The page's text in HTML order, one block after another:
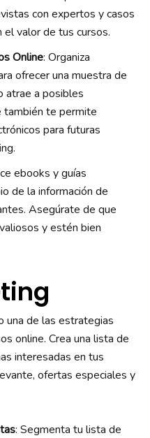
con expertos y casos
valor de tus cursos.
Online: Organiza
ofrecer una muestra de
atrae a posibles
también te permite
para futuras
ebooks y guías
de la información de
Asegúrate de que
y estén bien
una de las estrategias
online. Crea una lista de
interesadas en tus
ofertas especiales y
: Segmenta tu lista de